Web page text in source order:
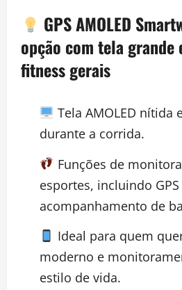
GPS AMOLED
opção com tela grande
fitness gerais
Tela AMOLED nítida
durante a corrida.
Funções de
esportes, incluindo
acompanhamento de
Ideal para quem
moderno e
estilo de vida.